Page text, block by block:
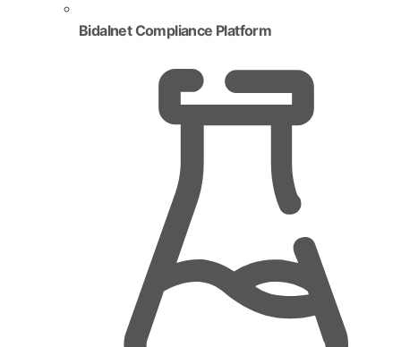
Bidalnet Compliance Platform